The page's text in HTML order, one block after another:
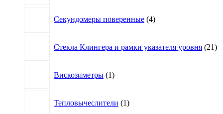
Секундомеры поверенные 4товара
Стекла Клингера и рамки указателя уровня 21
Вискозиметры 1товар
Тепловычеслители 1товар